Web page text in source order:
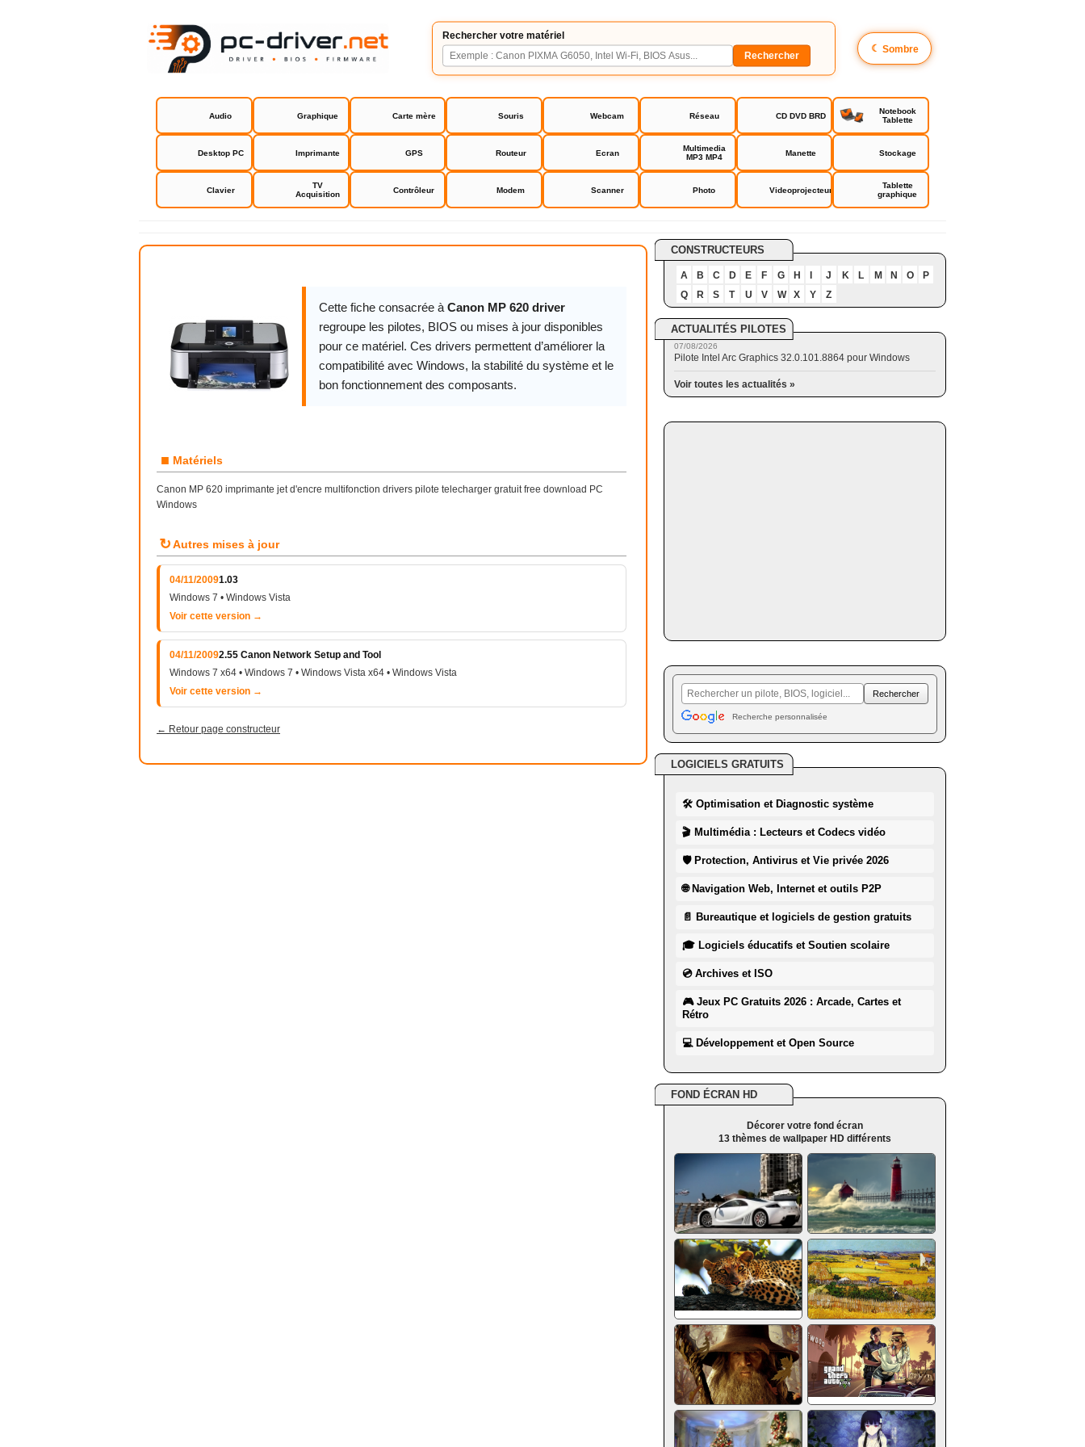
Rechercher votre matériel
☾ Sombre
Audio Graphique Carte mère Souris Webcam Réseau CD DVD BRD
Notebook
Tablette
Desktop PC Imprimante GPS Routeur Ecran
Multimedia
MP3 MP4
Manette Stockage
Clavier
TV
Acquisition
Contrôleur Modem Scanner Photo Videoprojecteur
Tablette
graphique
Canon MP 620 driver
Cette fiche consacrée à Canon MP 620 driver
regroupe les pilotes, BIOS ou mises à jour disponibles
pour ce matériel. Ces drivers permettent d’améliorer la
compatibilité avec Windows, la stabilité du système et le
bon fonctionnement des composants.
■ Matériels
Canon MP 620 imprimante jet d'encre multifonction drivers pilote telecharger gratuit free download PC
Windows
↻Autres mises à jour
04/11/20091.03
Windows 7 • Windows Vista
Voir cette version →
04/11/20092.55 Canon Network Setup and Tool
Windows 7 x64 • Windows 7 • Windows Vista x64 • Windows Vista
Voir cette version →
← Retour page constructeur
CONSTRUCTEURS
A B C D E F G H J K L M N O
P
Q
R S T U V W X Y Z
ACTUALITÉS PILOTES
07/08/2026
Pilote Intel Arc Graphics 32.0.101.8864 pour Windows
Voir toutes les actualités »
Recherche personnalisée
LOGICIELS GRATUITS
🛠 Optimisation et Diagnostic système
🎬 Multimédia : Lecteurs et Codecs vidéo
🛡 Protection, Antivirus et Vie privée 2026
🌐 Navigation Web, Internet et outils P2P
📄 Bureautique et logiciels de gestion gratuits
🎓 Logiciels éducatifs et Soutien scolaire
💿 Archives et ISO
🎮 Jeux PC Gratuits 2026 : Arcade, Cartes et
Rétro
💻 Développement et Open Source
FOND ÉCRAN HD
Décorer votre fond écran
13 thèmes de wallpaper HD différents